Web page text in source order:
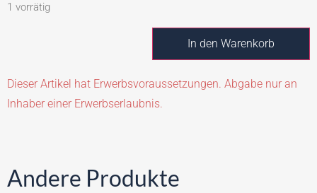
1 vorrätig
In den Warenkorb
Dieser Artikel hat Erwerbsvoraussetzungen. Abgabe nur an
Inhaber einer Erwerbserlaubnis.
Andere Produkte